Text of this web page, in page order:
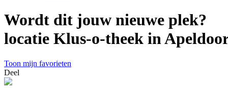
Wordt dit jouw nieuwe plek?
locatie Klus-o-theek in
Toon mijn favorieten
Deel